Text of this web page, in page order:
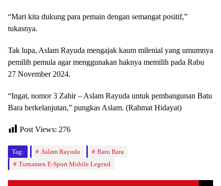
“Mari kita dukung para pemain dengan semangat positif,”
tukasnya.
Tak lupa, Aslam Rayuda mengajak kaum milenial yang umumnya
pemilih pemula agar menggunakan haknya memilih pada Rabu
27 November 2024.
“Ingat, nomor 3 Zahir – Aslam Rayuda untuk pembangunan Batu
Bara berkelanjutan,” pungkas Aslam. (Rahmat Hidayat)
Post Views: 276
Tag: Aslam Rayuda
Batu Bara
Turnamen E-Sport Mobile Legend